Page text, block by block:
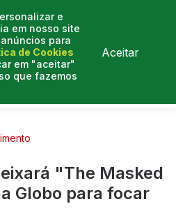
e
em nosso site
para
de Cookies
em "aceitar"
que fazemos
Aceitar
"The Masked
Globo para focar